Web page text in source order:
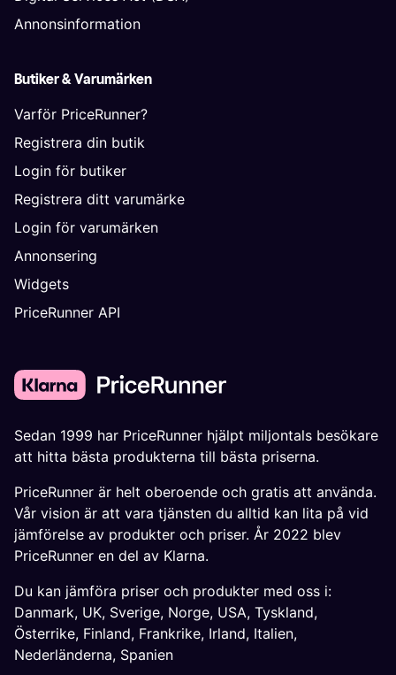
Annonsinformation
Butiker & Varumärken
Varför PriceRunner?
Registrera din butik
Login för butiker
Registrera ditt varumärke
Login för varumärken
Annonsering
Widgets
PriceRunner API
Sedan 1999 har PriceRunner hjälpt miljontals besökare
att hitta bästa produkterna till bästa priserna.
PriceRunner är helt oberoende och gratis att använda.
Vår vision är att vara tjänsten du alltid kan lita på vid
jämförelse av produkter och priser. År 2022 blev
PriceRunner en del av Klarna.
Du kan jämföra priser och produkter med oss i:
Danmark, UK, Sverige, Norge, USA, Tyskland,
Österrike, Finland, Frankrike, Irland, Italien,
Nederländerna, Spanien